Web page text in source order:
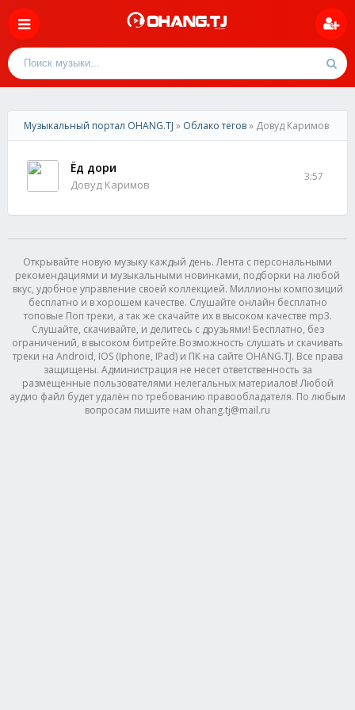
Музыкальный портал OHANG.TJ » Облако тегов» Довуд Каримов
Ёд дори
Довуд Каримов
3:57
Открывайте новую музыку каждый день. Лента с персональными
рекомендациями и музыкальными новинками, подборки на любой
вкус, удобное управление своей коллекцией. Миллионы композиций
бесплатно и в хорошем качестве. Слушайте онлайн бесплатно
топовые Поп треки, а так же скачайте их в высоком качестве mp3.
Слушайте, скачивайте, и делитесь с друзьями! Бесплатно, без
ограничений, в высоком битрейте.Возможность слушать и скачивать
треки на Android, IOS (Iphone, IPad) и ПК на сайте OHANG.TJ. Все права
защищены. Администрация не несет ответственность за
размещенные пользователями нелегальных материалов! Любой
аудио файл будет удалён по требованию правообладателя. По любым
вопросам пишите нам ohang.tj@mail.ru